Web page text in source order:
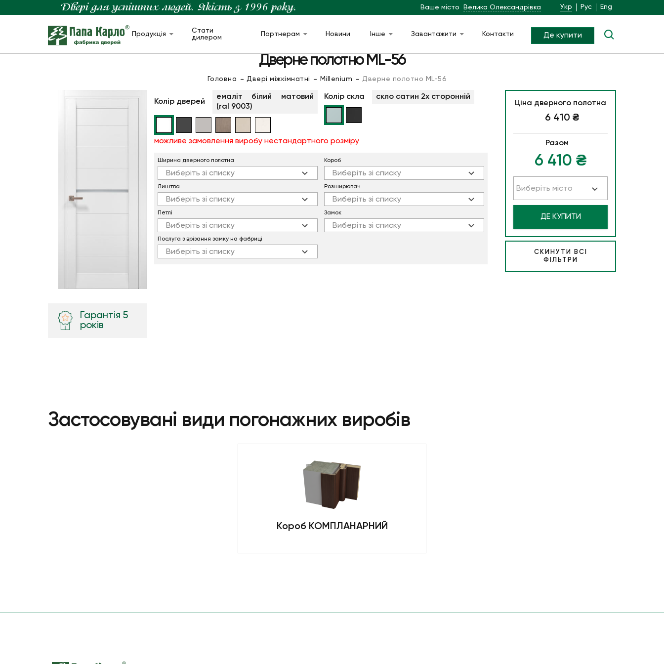
Ваше місто Велика Олександрівка Укр Рус Eng
Продукція
Стати
дилером
Партнерам Новини Інше Завантажити Контакти Де купити
Дверне полотно ML-56
Головна Двері міжкімнатні Millenium Дверне полотно ML-56
Гарантія 5
років
Колір дверей
емаліт білий матовий
(ral 9003)
Колір скла скло сатин 2х сторонній
можливе замовлення виробу нестандартного розміру
Ширина дверного полотна
Виберіть зі списку
Лиштва
Виберіть зі списку
Петлi
Виберіть зі списку
Послуга з врізання замку на фабриці
Виберіть зі списку
Короб
Виберіть зі списку
Розширювач
Виберіть зі списку
Замок
Виберіть зі списку
СКИНУТИ ВСІ
ФІЛЬТРИ
Ціна дверного полотна
6 410 ₴
Разом
6 410 ₴
Виберіть місто
ДЕ КУПИТИ
Застосовувані види погонажних виробів
Короб КОМПЛАНАРНИЙ